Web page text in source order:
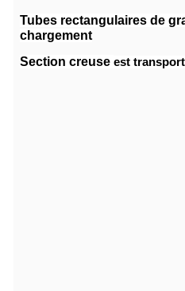
Tubes rectangulaires de
chargement
Section creuse est